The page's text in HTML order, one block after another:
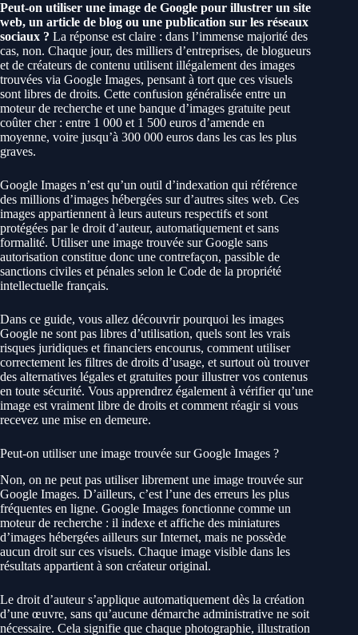
Peut-on utiliser une image de Google pour illustrer un site
web, un article de blog ou une publication sur les réseaux
sociaux ? La réponse est claire : dans l’immense majorité des
cas, non. Chaque jour, des milliers d’entreprises, de blogueurs
et de créateurs de contenu utilisent illégalement des images
trouvées via Google Images, pensant à tort que ces visuels
sont libres de droits. Cette confusion généralisée entre un
moteur de recherche et une banque d’images gratuite peut
coûter cher : entre 1 000 et 1 500 euros d’amende en
moyenne, voire jusqu’à 300 000 euros dans les cas les plus
graves.
Google Images n’est qu’un outil d’indexation qui référence
des millions d’images hébergées sur d’autres sites web. Ces
images appartiennent à leurs auteurs respectifs et sont
protégées par le droit d’auteur, automatiquement et sans
formalité. Utiliser une image trouvée sur Google sans
autorisation constitue donc une contrefaçon, passible de
sanctions civiles et pénales selon le Code de la propriété
intellectuelle français.
Dans ce guide, vous allez découvrir pourquoi les images
Google ne sont pas libres d’utilisation, quels sont les vrais
risques juridiques et financiers encourus, comment utiliser
correctement les filtres de droits d’usage, et surtout où trouver
des alternatives légales et gratuites pour illustrer vos contenus
en toute sécurité. Vous apprendrez également à vérifier qu’une
image est vraiment libre de droits et comment réagir si vous
recevez une mise en demeure.
Peut-on utiliser une image trouvée sur Google Images ?
Non, on ne peut pas utiliser librement une image trouvée sur
Google Images. D’ailleurs, c’est l’une des erreurs les plus
fréquentes en ligne. Google Images fonctionne comme un
moteur de recherche : il indexe et affiche des miniatures
d’images hébergées ailleurs sur Internet, mais ne possède
aucun droit sur ces visuels. Chaque image visible dans les
résultats appartient à son créateur original.
Le droit d’auteur s’applique automatiquement dès la création
d’une œuvre, sans qu’aucune démarche administrative ne soit
nécessaire. Cela signifie que chaque photographie, illustration